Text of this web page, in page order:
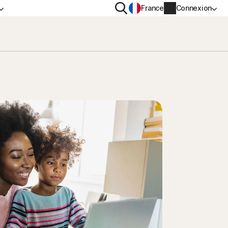
Rechercher
France Connexion
Informations sur le compte
Informations de facturation
Renouveler
Historique des commandes
Saisissez votre clé de produit